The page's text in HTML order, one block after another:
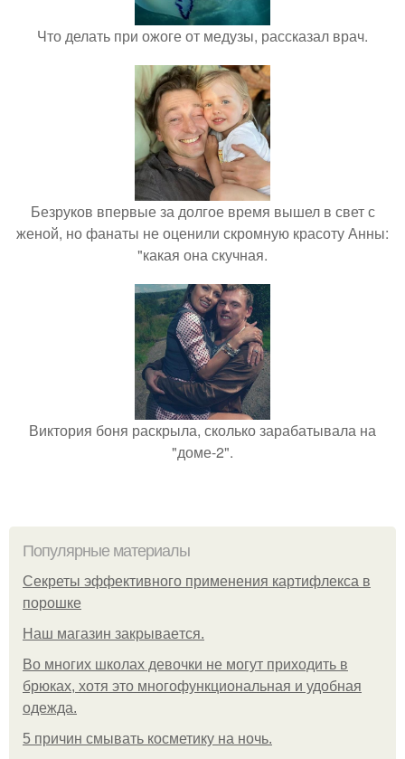
Что делать при ожоге от медузы, рассказал врач.
Безруков впервые за долгое время вышел в свет с
женой, но фанаты не оценили скромную красоту Анны:
"какая она скучная.
Виктория боня раскрыла, сколько зарабатывала на
"доме-2".
Популярные материалы
Секреты эффективного применения картифлекса в
порошке
Нaш магaзин зaкрывaeтся.
Во многих школах девочки не могут приходить в
брюках, хотя это многофункциональная и удобная
одежда.
5 причин смывать косметику на ночь.